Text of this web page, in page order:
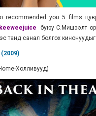
recommended you 5 films
буюу С.Мишээлт
танд санал болгох кинонуудыг
Холливууд)